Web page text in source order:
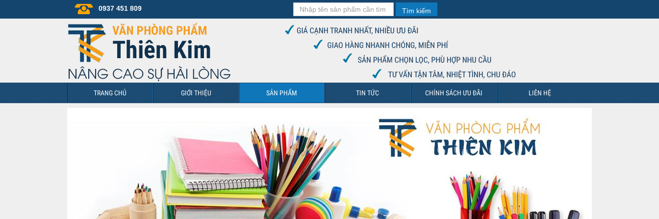
0937 451 809 Tìm kiếm
TRANG CHỦ GIỚI THIỆU SẢN PHẨM TIN TỨC CHÍNH SÁCH ƯU ĐÃI LIÊN HỆ